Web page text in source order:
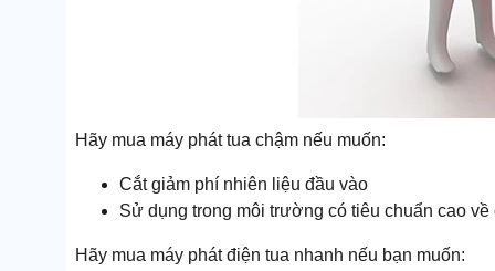
Hãy mua máy phát tua chậm nếu muốn:
Cắt giảm phí nhiên liệu đầu vào
Sử dụng trong môi trường có tiêu chuẩn cao về
Hãy mua máy phát điện tua nhanh nếu bạn muốn: